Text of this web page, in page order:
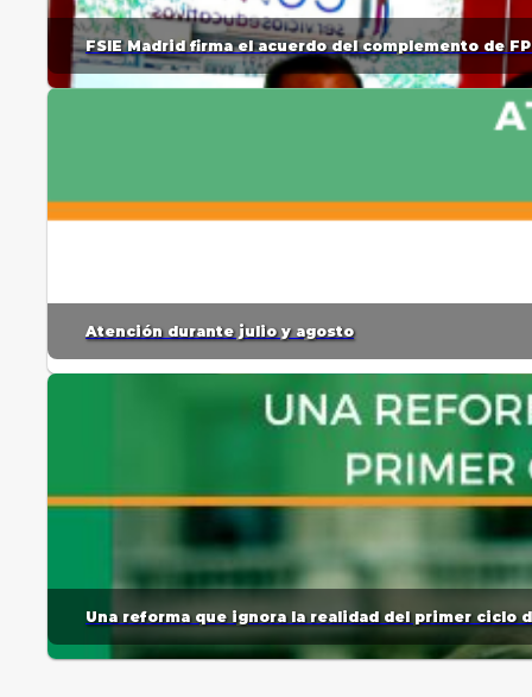
FSIE Madrid firma el acuerdo del complemento de
Atención durante julio y agosto
Una reforma que ignora la realidad del primer ciclo